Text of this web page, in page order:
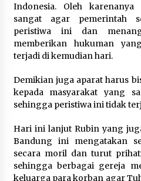
Indonesia. Oleh
sangat agar pemerintah
peristiwa ini dan
memberikan hukuman
terjadi di kemudian hari.
Demikian juga aparat harus
kepada masyarakat yang
sehingga peristiwa ini tidak
Hari ini lanjut Rubin yang
Bandung ini mengatakan
secara moril dan turut
sehingga berbagai gereja
keluarga para korban agar